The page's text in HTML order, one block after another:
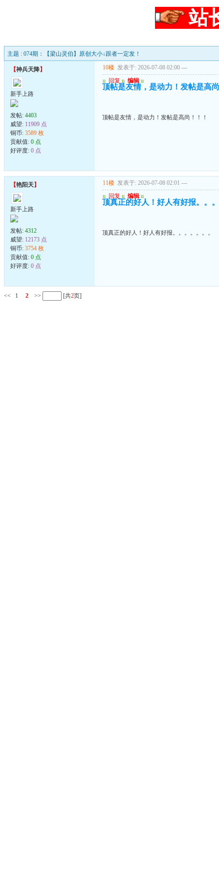
站
主题 : 074期：【梁山灵伯】原创大小↓跟者一定发！
【神兵天降】
新手上路
发帖: 4403
威望: 11909 点
铜币: 3589 枚
贡献值: 0 点
好评度: 0 点
10楼 发表于: 2026-07-08 02:00 ---
u 回复 u 编辑 u
顶帖是友情，是动力！发帖是高
顶帖是友情，是动力！发帖是高尚！！！
【艳阳天】
新手上路
发帖: 4312
威望: 12173 点
铜币: 3754 枚
贡献值: 0 点
好评度: 0 点
11楼 发表于: 2026-07-08 02:01 ---
u 回复 u 编辑 u
顶真正的好人！好人有好报。。
顶真正的好人！好人有好报。。。。。。。
<< 1 2 >> [共2页]